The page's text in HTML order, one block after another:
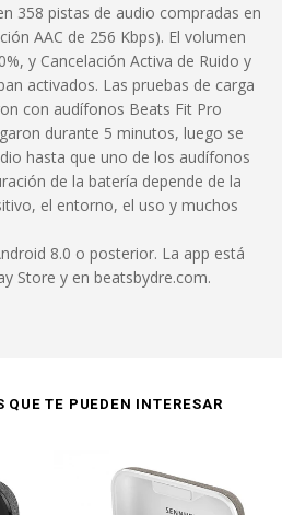
358 pistas de audio compradas en
AAC de 256 Kbps). El volumen
y Cancelación Activa de Ruido y
activados. Las pruebas de carga
con audífonos Beats Fit Pro
durante 5 minutos, luego se
hasta que uno de los audífonos
de la batería depende de la
el entorno, el uso y muchos
8.0 o posterior. La app está
Store y en beatsbydre.com.
QUE TE PUEDEN INTERESAR